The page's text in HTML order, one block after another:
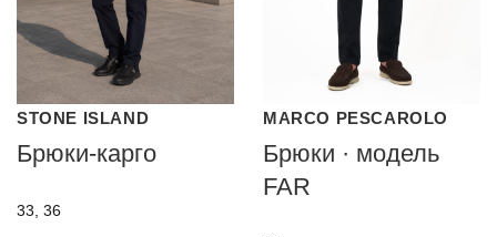
STONE ISLAND
Брюки-карго
33, 36
MARCO PESCAROLO
Брюки · модель
FAR